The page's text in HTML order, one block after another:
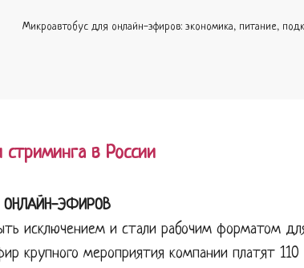
Микроавтобус для онлайн-эфиров: экономика, питание,
в России
ОНЛАЙН-ЭФИРОВ
исключением и стали рабочим форматом
крупного мероприятия компании платят